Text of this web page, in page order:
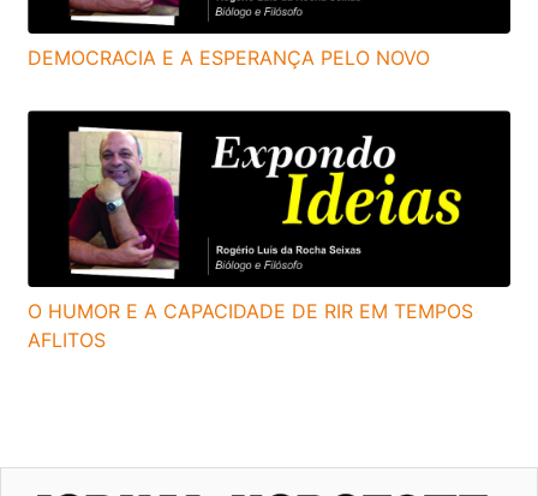
DEMOCRACIA E A ESPERANÇA PELO NOVO
O HUMOR E A CAPACIDADE DE RIR EM TEMPOS
AFLITOS